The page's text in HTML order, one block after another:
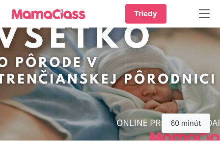
Triedy
60 minút